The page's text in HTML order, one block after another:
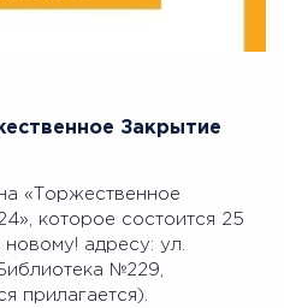
Закрытие
«Торжественное
которое состоится 25
адресу: ул.
№229,
прилагается).